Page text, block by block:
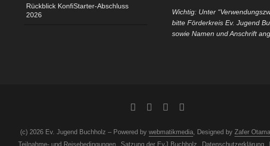
Rückblick KonfiStarter-Abschluss
2026
Wichtig: Unter
bitte Förderkreis Ev. Jugend
sowie Namen und Anschrift
(c) 2026 Ev. Jugend Buchholz – Powered by webmatikmedia, Designed by Zafer
Teilnahme- und Reisebedingungen
Satzung der EvJ Buchholz Datenschutzerklärung